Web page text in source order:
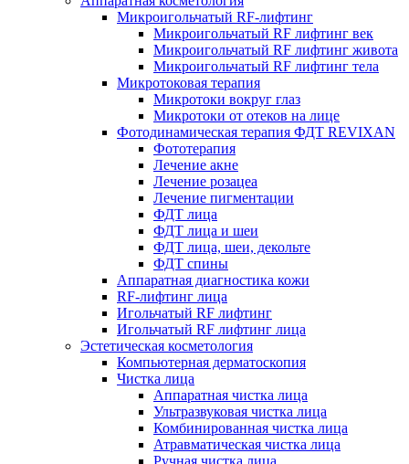
Микроигольчатый RF-лифтинг
Микроигольчатый RF лифтинг век
Микроигольчатый RF лифтинг живота
Микроигольчатый RF лифтинг тела
Микротоковая терапия
Микротоки вокруг глаз
Микротоки от отеков на лице
Фотодинамическая терапия ФДТ REVIXAN
Фототерапия
Лечение акне
Лечение розацеа
Лечение пигментации
ФДТ лица
ФДТ лица и шеи
ФДТ лица, шеи, декольте
ФДТ спины
Аппаратная диагностика кожи
RF-лифтинг лица
Игольчатый RF лифтинг
Игольчатый RF лифтинг лица
Эстетическая косметология
Компьютерная дерматоскопия
Чистка лица
Аппаратная чистка лица
Ультразвуковая чистка лица
Комбинированная чистка лица
Атравматическая чистка лица
Ручная чистка лица